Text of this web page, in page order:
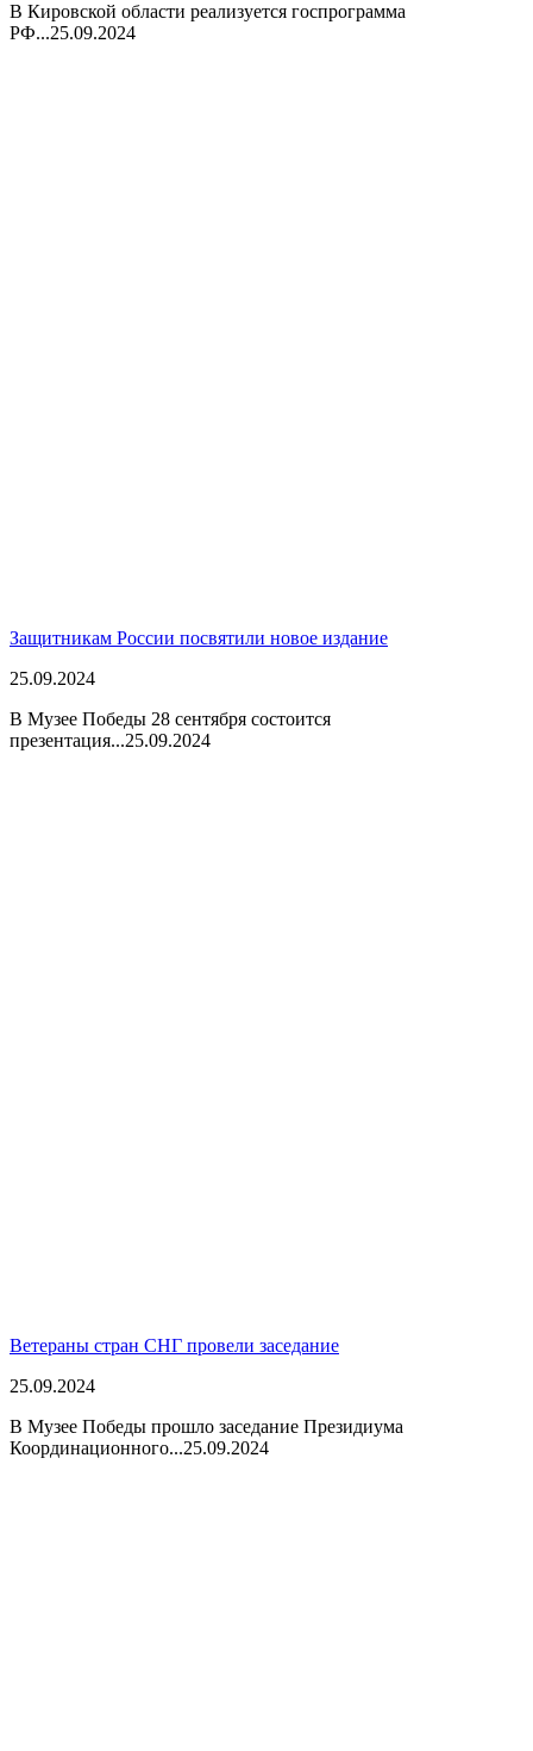
В Кировской области реализуется госпрограмма
РФ...25.09.2024
Защитникам России посвятили новое издание
25.09.2024
В Музее Победы 28 сентября состоится
презентация...25.09.2024
Ветераны стран СНГ провели заседание
25.09.2024
В Музее Победы прошло заседание Президиума
Координационного...25.09.2024